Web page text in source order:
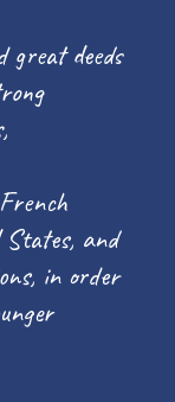
great deeds
and
in order